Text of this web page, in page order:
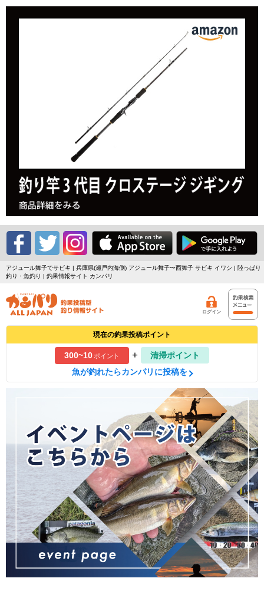
アジュール舞子でサビキ | 兵庫県(瀬戸内海側) アジュール舞子〜西舞子 サビキ イワシ | 陸っぱり
釣り・魚釣り | 釣果情報サイト カンパリ
ログイン
現在の釣果投稿ポイント
300~10ポイント +
清掃ポイント
魚が釣れたらカンパリに投稿を